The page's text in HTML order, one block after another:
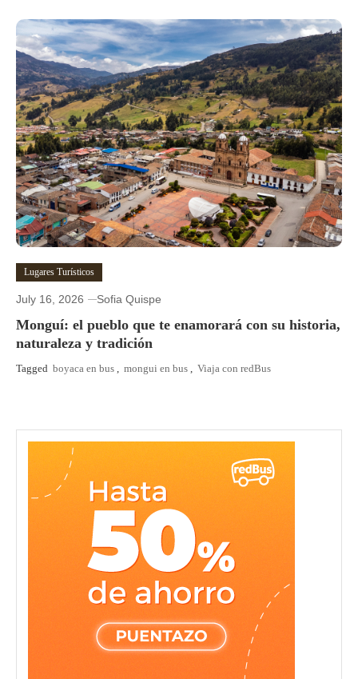
Lugares Turísticos
July 16, 2026 Sofia Quispe
Monguí: el pueblo que te enamorará con su historia,
naturaleza y tradición
Tagged boyaca en bus , mongui en bus , Viaja con redBus